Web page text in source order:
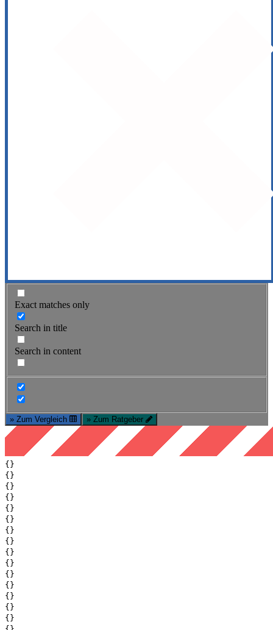
Exact matches only
Search in title
Search in content
» Zum Vergleich » Zum Ratgeber
{}
{}
{}
{}
{}
{}
{}
{}
{}
{}
{}
{}
{}
{}
{}